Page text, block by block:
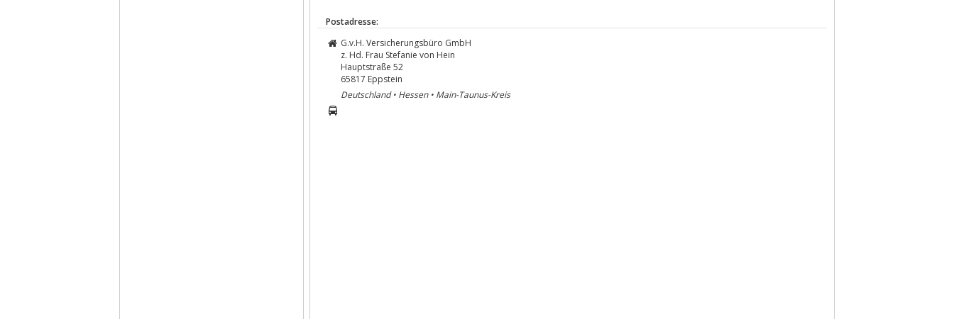
Postadresse:
G.v.H. Versicherungsbüro GmbH
z. Hd. Frau Stefanie von Hein
Hauptstraße 52
65817 Eppstein
Deutschland • Hessen • Main-Taunus-Kreis